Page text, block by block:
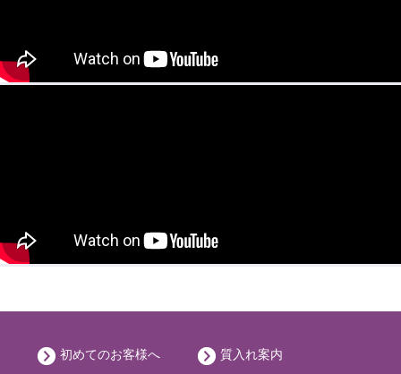
初めてのお客様へ 質入れ案内